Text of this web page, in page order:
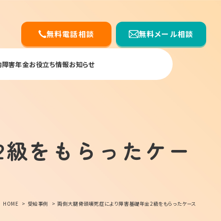
無料電話相談 無料メール相談
障害年金お役立ち情報お知らせ
をもらったケー
HOME 受給事例 両側大腿骨頭壊死症により障害基礎年金2級をもらったケース